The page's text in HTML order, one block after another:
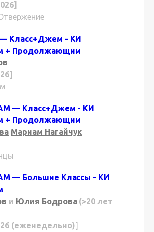
Класс+Джем - КИ
+ Продолжающим
— Класс+Джем - КИ
+ Продолжающим
Мариам Нагайчук
— Большие Классы - КИ
и Юлия Бодрова (>20 лет
(еженедельно)]